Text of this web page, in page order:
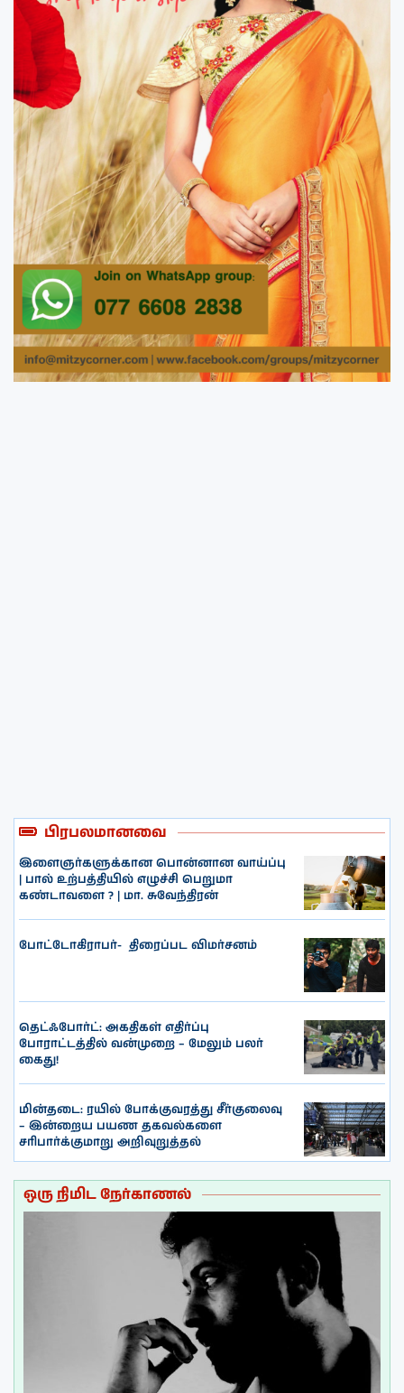
பிரபலமானவை
இளைஞர்களுக்கான பொன்னான வாய்ப்பு
| பால் உற்பத்தியில் எழுச்சி பெறுமா
கண்டாவளை ? | மா. சுவேந்திரன்
போட்டோகிராபர்- ‌ திரைப்பட விமர்சனம்
தெட்ஃபோர்ட்: அகதிகள் எதிர்ப்பு
போராட்டத்தில் வன்முறை – மேலும் பலர்
கைது!
மின்தடை: ரயில் போக்குவரத்து சீர்குலைவு
– இன்றைய பயண தகவல்களை
சரிபார்க்குமாறு அறிவுறுத்தல்
ஒரு நிமிட நேர்காணல்